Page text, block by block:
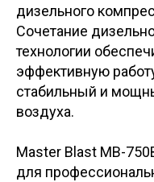
дизельного
Сочетание
технологии
эффективную
стабильный и
воздуха.
Master Blast MB-
для